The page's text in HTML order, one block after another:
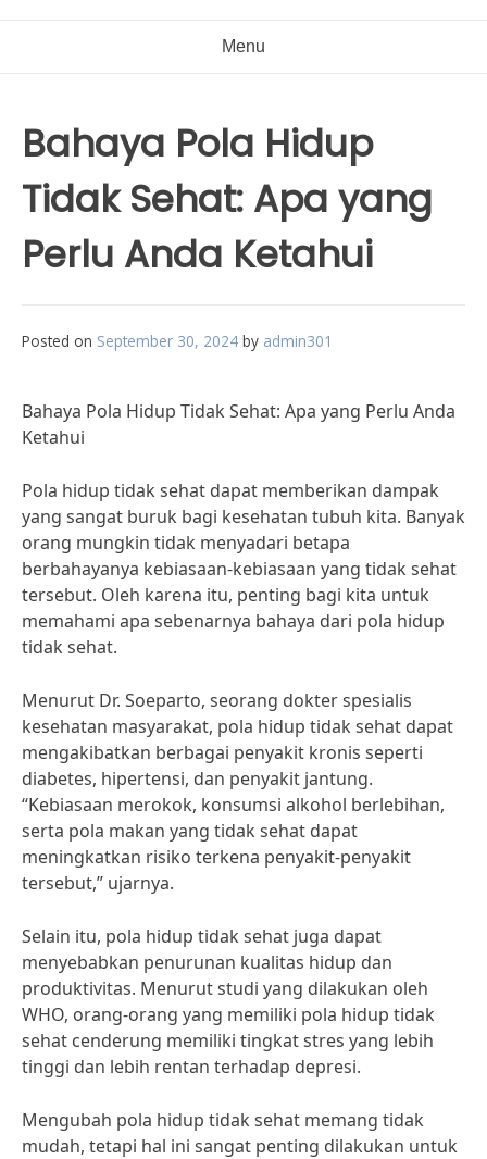
Menu
Bahaya Pola Hidup
Tidak Sehat: Apa yang
Perlu Anda Ketahui
Posted on September 30, 2024 by admin301
Bahaya Pola Hidup Tidak Sehat: Apa yang Perlu Anda
Ketahui
Pola hidup tidak sehat dapat memberikan dampak
yang sangat buruk bagi kesehatan tubuh kita. Banyak
orang mungkin tidak menyadari betapa
berbahayanya kebiasaan-kebiasaan yang tidak sehat
tersebut. Oleh karena itu, penting bagi kita untuk
memahami apa sebenarnya bahaya dari pola hidup
tidak sehat.
Menurut Dr. Soeparto, seorang dokter spesialis
kesehatan masyarakat, pola hidup tidak sehat dapat
mengakibatkan berbagai penyakit kronis seperti
diabetes, hipertensi, dan penyakit jantung.
“Kebiasaan merokok, konsumsi alkohol berlebihan,
serta pola makan yang tidak sehat dapat
meningkatkan risiko terkena penyakit-penyakit
tersebut,” ujarnya.
Selain itu, pola hidup tidak sehat juga dapat
menyebabkan penurunan kualitas hidup dan
produktivitas. Menurut studi yang dilakukan oleh
WHO, orang-orang yang memiliki pola hidup tidak
sehat cenderung memiliki tingkat stres yang lebih
tinggi dan lebih rentan terhadap depresi.
Mengubah pola hidup tidak sehat memang tidak
mudah, tetapi hal ini sangat penting dilakukan untuk